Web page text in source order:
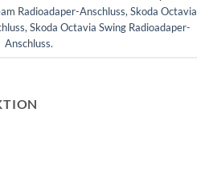
Radioadaper-Anschluss, Skoda Octavia
, Skoda Octavia Swing Radioadaper-
Anschluss.